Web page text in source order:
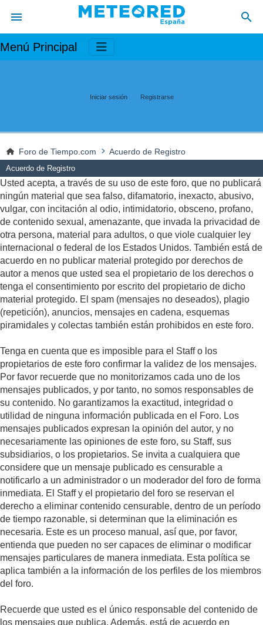
Menú Principal
Iniciar sesión Registrarse
Foro de Tiempo.com Acuerdo de Registro
Acuerdo de Registro
Usted acepta, a través de su uso de este foro, que no publicará
ningún material que sea falso, difamatorio, inexacto, abusivo,
vulgar, con incitación al odio, intimidatorio, obsceno, profano,
de contenido sexual, amenazante, que invada la privacidad de
otra persona, material para adultos, o que viole cualquier ley
internacional o federal de los Estados Unidos. También está de
acuerdo en no publicar material protegido por derechos de
autor a menos que usted sea el propietario de los derechos o
tenga el consentimiento por escrito del propietario de dicho
material protegido. El spam (mensajes no deseados), plagio
(repetición), anuncios, mensajes en cadena, esquemas
piramidales y colectas también están prohibidos en este foro.
Tenga en cuenta que es imposible para el Staff o los
propietarios de este foro confirmar la validez de los mensajes.
Por favor recuerde que no monitorizamos cada uno de los
mensajes publicados, y por tanto, no somos responsables de
su contenido. No garantizamos la exactitud, integridad o
utilidad de ninguna información publicada en el Foro. Los
mensajes publicados expresan la opinión del autor, y no
necesariamente las opiniones de este foro, su Staff, sus
subsidiarios, o los propietarios. Se invita a cualquiera que
considere que un mensaje publicado es censurable a
notificarlo a un administrador o un moderador del foro de forma
inmediata. El Staff y el propietario del foro se reservan el
derecho a eliminar contenido censurable, dentro de un período
de tiempo razonable, si determinan que la eliminación es
necesaria. Este es un proceso manual, así que, por favor,
entienda que pueden no ser capaces de eliminar o modificar
mensajes particulares de manera inmediata. Esta política se
aplica también a la información de los perfiles de los miembros
del foro.
Recuerde que usted es el único responsable del contenido de
los mensajes que publica. Además, está de acuerdo en